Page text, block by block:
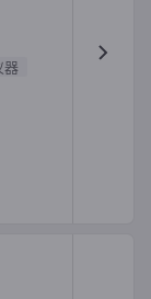
器